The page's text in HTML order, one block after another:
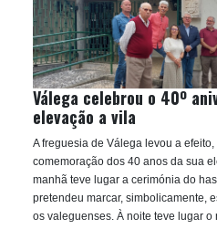
Válega celebrou o 40º
elevação a vila
A freguesia de Válega levou a
comemoração dos 40 anos da sua
manhã teve lugar a cerimónia do
pretendeu marcar, simbolicamente,
os valeguenses. À noite teve lugar o